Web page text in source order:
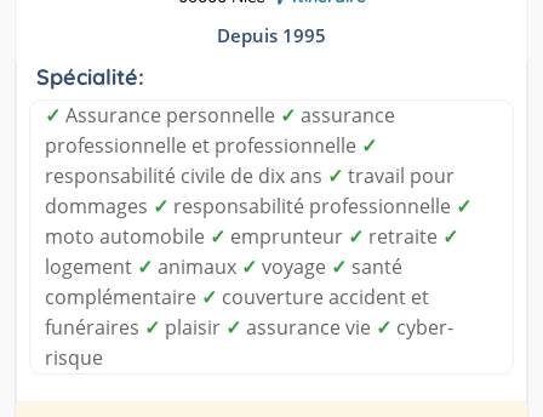
Depuis 1995
Spécialité:
✓ Assurance personnelle ✓ assurance
professionnelle et professionnelle ✓
responsabilité civile de dix ans ✓ travail pour
dommages ✓ responsabilité professionnelle ✓
moto automobile ✓ emprunteur ✓ retraite ✓
logement ✓ animaux ✓ voyage ✓ santé
complémentaire ✓ couverture accident et
funéraires ✓ plaisir ✓ assurance vie ✓ cyber-
risque